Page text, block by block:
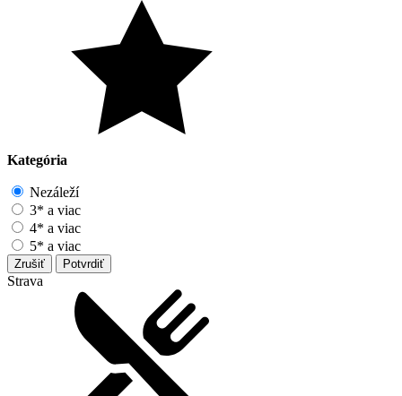
Kategória
Nezáleží
3* a viac
4* a viac
5* a viac
Zrušiť Potvrdiť
Strava